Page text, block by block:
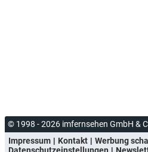
© 1998 - 2026 imfernsehen GmbH &
Impressum
Kontakt Werbung